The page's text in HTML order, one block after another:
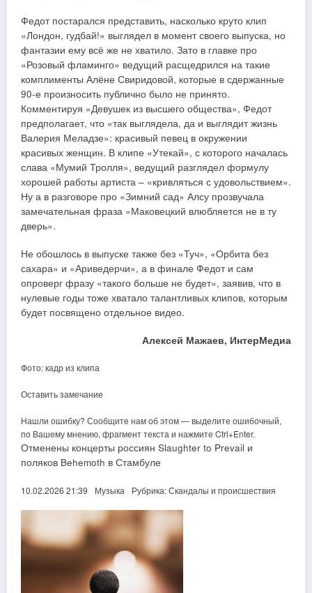
Федот постарался представить, насколько круто клип
«Лондон, гудбай!» выглядел в момент своего выпуска, но
фантазии ему всё же не хватило. Зато в главке про
«Розовый фламинго» ведущий расщедрился на такие
комплименты Алёне Свиридовой, которые в сдержанные
90-е произносить публично было не принято.
Комментируя «Девушек из высшего общества», Федот
предполагает, что «так выглядела, да и выглядит жизнь
Валерия Меладзе»: красивый певец в окружении
красивых женщин. В клипе «Утекай», с которого началась
слава «Мумий Тролля», ведущий разглядел формулу
хорошей работы артиста – «кривляться с удовольствием».
Ну а в разговоре про «Зимний сад» Алсу прозвучала
замечательная фраза «Маковецкий влюбляется не в ту
дверь».
Не обошлось в выпуске также без «Туч», «Орбита без
сахара» и «Ариведерчи», а в финале Федот и сам
опроверг фразу «такого больше не будет», заявив, что в
нулевые годы тоже хватало талантливых клипов, которым
будет посвящено отдельное видео.
Алексей Мажаев, ИнтерМедиа
Фото: кадр из клипа
Оставить замечание
Нашли ошибку? Сообщите нам об этом — выделите ошибочный,
по Вашему мнению, фрагмент текста и нажмите Ctrl+Enter.
Отменены концерты россиян Slaughter to Prevail и
поляков Behemoth в Стамбуле
10.02.2026 21:39 Музыка Рубрика: Скандалы и происшествия